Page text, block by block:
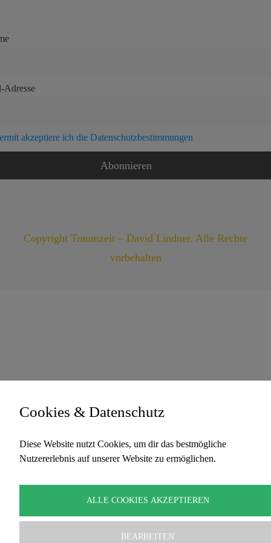
Adresse
akzeptiere ich die Datenschutzbestimmungen
Copyright Traumzeit – David Lindner. Alle Rechte
vorbehalten
Cookies & Datenschutz
Diese Website nutzt Cookies, um dir das bestmögliche
Nutzererlebnis auf unserer Website zu ermöglichen.
ALLE COOKIES AKZEPTIEREN
BEARBEITEN